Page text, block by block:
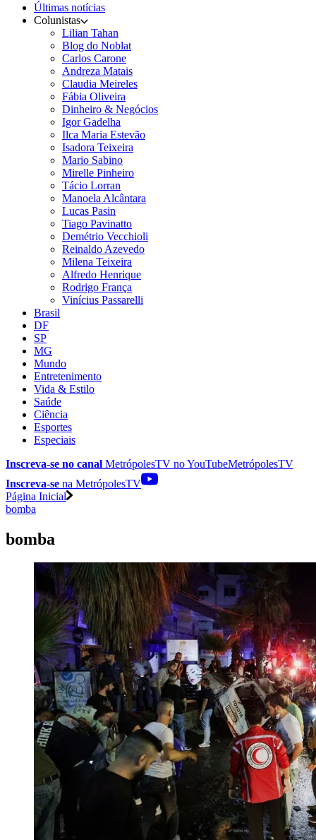
Últimas notícias
Colunistas
Lilian Tahan
Blog do Noblat
Carlos Carone
Andreza Matais
Claudia Meireles
Fábia Oliveira
Dinheiro & Negócios
Igor Gadelha
Ilca Maria Estevão
Isadora Teixeira
Mario Sabino
Mirelle Pinheiro
Tácio Lorran
Manoela Alcântara
Lucas Pasin
Tiago Pavinatto
Demétrio Vecchioli
Reinaldo Azevedo
Milena Teixeira
Alfredo Henrique
Rodrigo França
Vinícius Passarelli
Brasil
DF
SP
MG
Mundo
Entretenimento
Vida & Estilo
Saúde
Ciência
Esportes
Especiais
Inscreva-se no canal MetrópolesTV noYouTubeMetrópolesTV
Inscreva-se na MetrópolesTV
Página Inicial
bomba
bomba